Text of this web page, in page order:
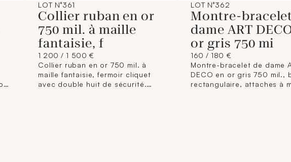
LOT N°361
Collier ruban en or
750 mil. à maille
fantaisie, f
1 200 / 1 500 €
Collier ruban en or 750 mil. à
maille fantaisie, fermoir cliquet
avec double huit de sécurité.
LOT N°362
Montre-
dame ART
or gris 750 mi
160 / 180 €
Montre-bracelet de dame
DECO en or gris 750 mil.,
rectangulaire, attaches à